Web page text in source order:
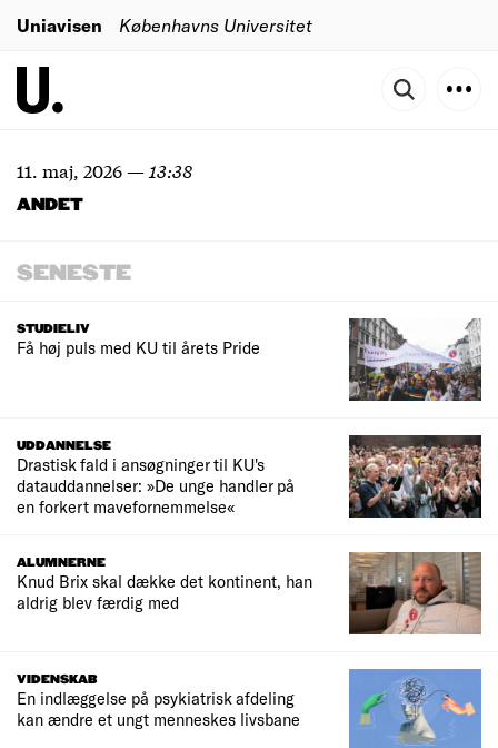
Uniavisen Københavns Universitet
11. maj, 2026— 13:38
ANDET
SENESTE
STUDIELIV
Få høj puls med KU til årets Pride
UDDANNELSE
Drastisk fald i ansøgninger til KU's
datauddannelser: »De unge handler på
en forkert mavefornemmelse«
ALUMNERNE
Knud Brix skal dække det kontinent, han
aldrig blev færdig med
VIDENSKAB
En indlæggelse på psykiatrisk afdeling
kan ændre et ungt menneskes livsbane